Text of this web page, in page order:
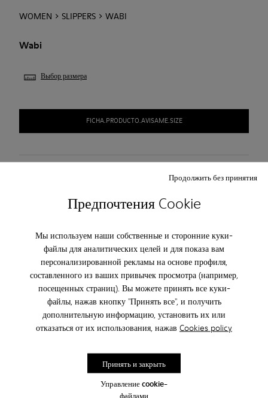
Предпочтения Cookie
Мы используем наши собственные и сторонние куки-
файлы для аналитических целей и для показа вам
персонализированной рекламы на основе профиля,
составленного из ваших привычек просмотра (например,
посещенных страниц). Вы можете принять все куки-
файлы, нажав кнопку "Принять все", и получить
дополнительную информацию, установить их или
отказаться от их использования, нажав Cookies policy
Управление cookie-
файлами
Продолжить без принятия
Принять и закрыть
WOMEN SLIPPERS WABI
Wabi
Выбор размера
FICHA.PRODUCTO.AVISAME.SIZE
ПОДПИШИТЕСЬ И ПОЛУЧИТЕ
СКИДКУ 10%